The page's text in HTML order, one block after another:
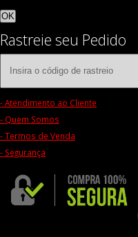
OK
Rastreie seu Pedido
- Atendimento ao Cliente
- Quem Somos
- Termos de Venda
- Segurança